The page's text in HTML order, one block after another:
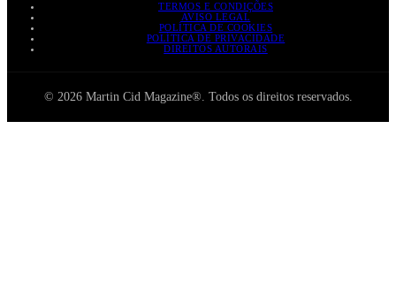
TERMOS E CONDIÇÕES
AVISO LEGAL
POLÍTICA DE COOKIES
POLÍTICA DE PRIVACIDADE
DIREITOS AUTORAIS
© 2026 Martin Cid Magazine®. Todos os direitos reservados.